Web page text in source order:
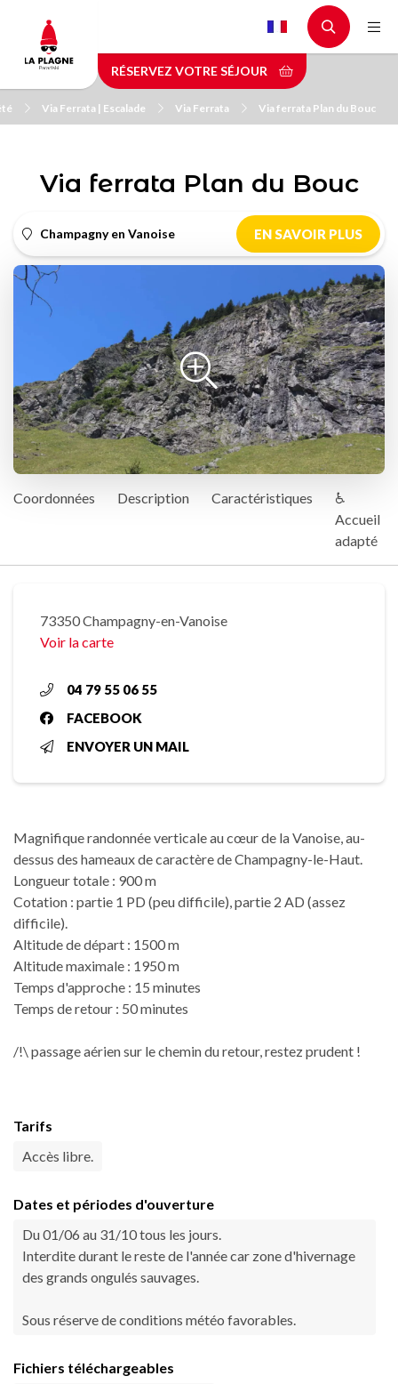
contenu
principal
RÉSERVEZ VOTRE SÉJOUR
Via Ferrata | Escalade Via Ferrata Via ferrata Plan du Bouc
Via ferrata Plan du Bouc
Champagny en Vanoise EN SAVOIR PLUS
Coordonnées Description Caractéristiques
♿
Accueil
adapté
73350 Champagny-en-Vanoise
Voir la carte
04 79 55 06 55
FACEBOOK
ENVOYER UN MAIL
Magnifique randonnée verticale au cœur de la Vanoise, au-
dessus des hameaux de caractère de Champagny-le-Haut.
Longueur totale : 900 m
Cotation : partie 1 PD (peu difficile), partie 2 AD (assez
difficile).
Altitude de départ : 1500 m
Altitude maximale : 1950 m
Temps d'approche : 15 minutes
Temps de retour : 50 minutes
/!\ passage aérien sur le chemin du retour, restez prudent !
Tarifs
Accès libre.
Dates et périodes d'ouverture
Du 01/06 au 31/10 tous les jours.
Interdite durant le reste de l'année car zone d'hivernage
des grands ongulés sauvages.
Sous réserve de conditions météo favorables.
Fichiers téléchargeables